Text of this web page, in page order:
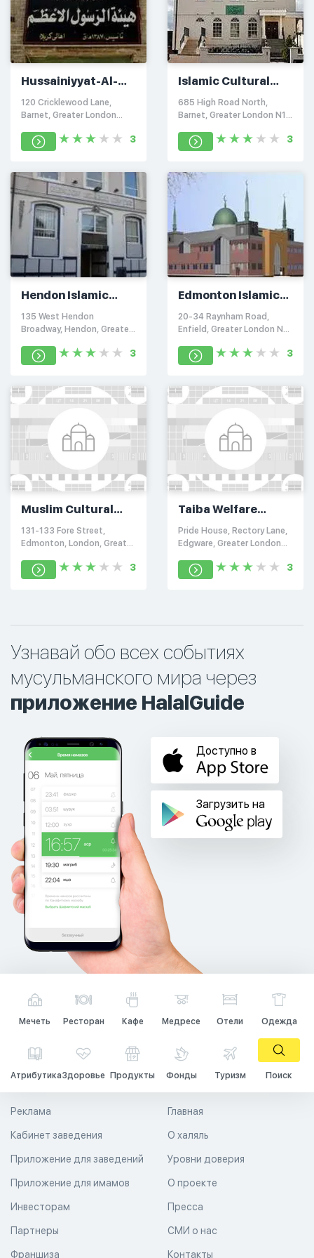
Hussainiyyat-Al-
Rasul Al-Ad'ham
120 Cricklewood Lane,
Barnet, Greater London
3
Islamic Cultural
Centre of Finchley
685 High Road North,
Barnet, Greater London N12
3
Hendon Islamic
Centre & Mosque
135 West Hendon
Broadway, Hendon, Greater
3
Edmonton Islamic
Centre
20-34 Raynham Road,
Enfield, Greater London N18
3
Muslim Cultural
Society Mosque
131-133 Fore Street,
Edmonton, London, Greater
3
Taiba Welfare
Foundation
Pride House, Rectory Lane,
Edgware, Greater London
3
Узнавай обо всех событиях
мусульманского мира через
приложение HalalGuide
Доступно в
Загрузить на
Мечеть Ресторан Кафе Медресе Отели Одежда
АтрибутикаЗдоровье Продукты Фонды Туризм Поиск
Главная
О халяль
Уровни доверия
Реклама
Кабинет заведения
Приложение для заведений
Приложение для имамов О проекте
Пресса
СМИ о нас
Контакты
Инвесторам
Партнеры
Франшиза